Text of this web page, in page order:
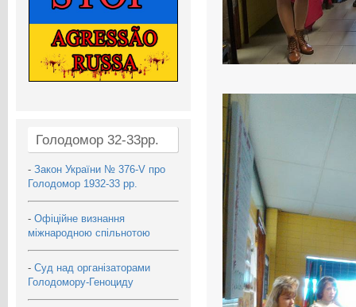
Голодомор 32-33рр.
- Закон України № 376-V про
Голодомор 1932-33 рр.
- Офіційне визнання
міжнародною спільнотою
- Суд над організаторами
Голодомору-Геноциду